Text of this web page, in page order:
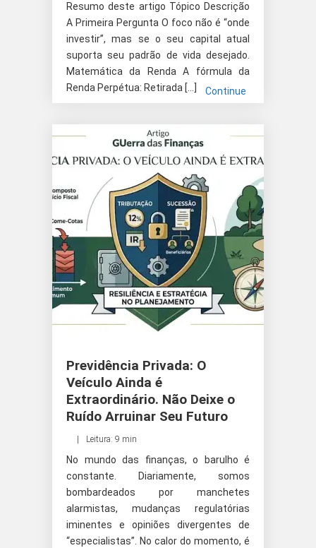
Resumo deste artigo Tópico Descrição
A Primeira Pergunta O foco não é “onde
investir”, mas se o seu capital atual
suporta seu padrão de vida desejado.
Matemática da Renda A fórmula da
Renda Perpétua: Retirada […]
Continue
Previdência Privada: O
Veículo Ainda é
Extraordinário. Não Deixe o
Ruído Arruinar Seu Futuro
Leitura: 9 min
No mundo das finanças, o barulho é
constante. Diariamente, somos
bombardeados por manchetes
alarmistas, mudanças regulatórias
iminentes e opiniões divergentes de
“especialistas”. No calor do momento, é